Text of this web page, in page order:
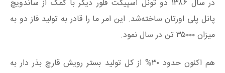
در سال ۱۳۸۶ دو تونل اسپیگت فلور دیگر با کمک از ساندویچ
پانل پلی اورتان ساخته‌شد. این امر ما را قادر به تولید فاز دو به
میزان ۳۵۰۰۰ تن در سال نمود.
هم اکنون حدود ۳۰% از کل تولید بستر رویش قارچ بذر دار به